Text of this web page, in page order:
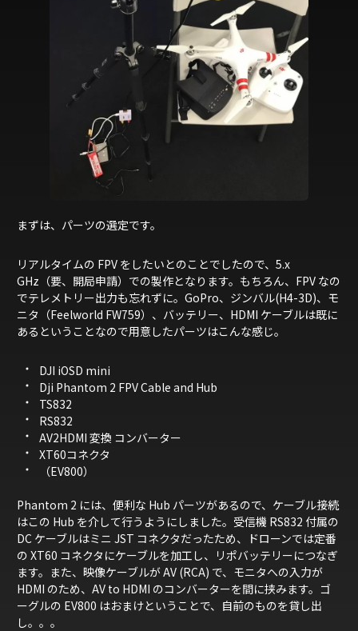
まずは、パーツの選定です。
リアルタイムの FPV をしたいとのことでしたので、5.x
GHz（要、開局申請）での製作となります。もちろん、FPV なの
でテレメトリー出力も忘れずに。GoPro、ジンバル(H4-3D)、モ
ニタ（Feelworld FW759）、バッテリー、HDMI ケーブルは既に
あるということなので用意したパーツはこんな感じ。
DJI iOSD mini
Dji Phantom 2 FPV Cable and Hub
TS832
RS832
AV2HDMI 変換 コンバーター
XT60コネクタ
（EV800）
Phantom 2 には、便利な Hub パーツがあるので、ケーブル接続
はこの Hub を介して行うようにしました。受信機 RS832 付属の
DC ケーブルはミニ JST コネクタだったため、ドローンでは定番
の XT60 コネクタにケーブルを加工し、リポバッテリーにつなぎ
ます。また、映像ケーブルが AV (RCA) で、モニタへの入力が
HDMI のため、AV to HDMI のコンバーターを間に挟みます。ゴ
ーグルの EV800 はおまけということで、自前のものを貸し出
し。。。